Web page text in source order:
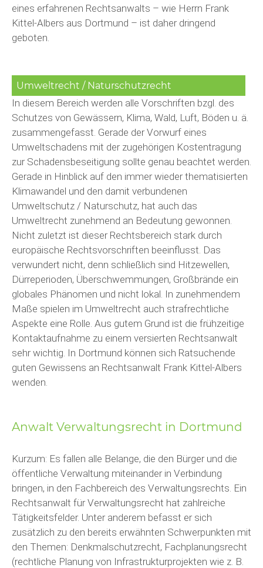
eines erfahrenen Rechtsanwalts – wie Herrn Frank
Kittel-Albers aus Dortmund – ist daher dringend
geboten.
Umweltrecht / Naturschutzrecht
In diesem Bereich werden alle Vorschriften bzgl. des
Schutzes von Gewässern, Klima, Wald, Luft, Böden u. ä.
zusammengefasst. Gerade der Vorwurf eines
Umweltschadens mit der zugehörigen Kostentragung
zur Schadensbeseitigung sollte genau beachtet werden.
Gerade in Hinblick auf den immer wieder thematisierten
Klimawandel und den damit verbundenen
Umweltschutz / Naturschutz, hat auch das
Umweltrecht zunehmend an Bedeutung gewonnen.
Nicht zuletzt ist dieser Rechtsbereich stark durch
europäische Rechtsvorschriften beeinflusst. Das
verwundert nicht, denn schließlich sind Hitzewellen,
Dürreperioden, Überschwemmungen, Großbrände ein
globales Phänomen und nicht lokal. In zunehmendem
Maße spielen im Umweltrecht auch strafrechtliche
Aspekte eine Rolle. Aus gutem Grund ist die frühzeitige
Kontaktaufnahme zu einem versierten Rechtsanwalt
sehr wichtig. In Dortmund können sich Ratsuchende
guten Gewissens an Rechtsanwalt Frank Kittel-Albers
wenden.
Anwalt Verwaltungsrecht in Dortmund
Kurzum: Es fallen alle Belange, die den Bürger und die
öffentliche Verwaltung miteinander in Verbindung
bringen, in den Fachbereich des Verwaltungsrechts. Ein
Rechtsanwalt für Verwaltungsrecht hat zahlreiche
Tätigkeitsfelder. Unter anderem befasst er sich
zusätzlich zu den bereits erwähnten Schwerpunkten mit
den Themen: Denkmalschutzrecht, Fachplanungsrecht
(rechtliche Planung von Infrastrukturprojekten wie z. B.